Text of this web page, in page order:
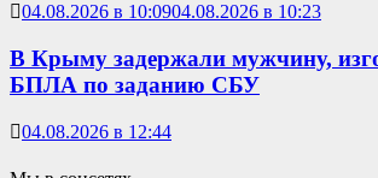
04.08.2026 в 10:0904.08.2026 в 10:23
В Крыму задержали мужчину,
БПЛА по заданию СБУ
04.08.2026 в 12:44